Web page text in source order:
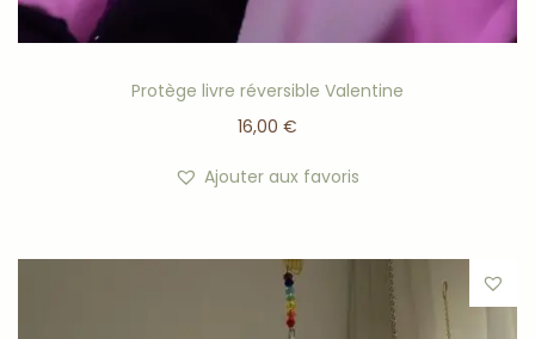
Protège livre réversible Valentine
16,00 €
Ajouter aux favoris